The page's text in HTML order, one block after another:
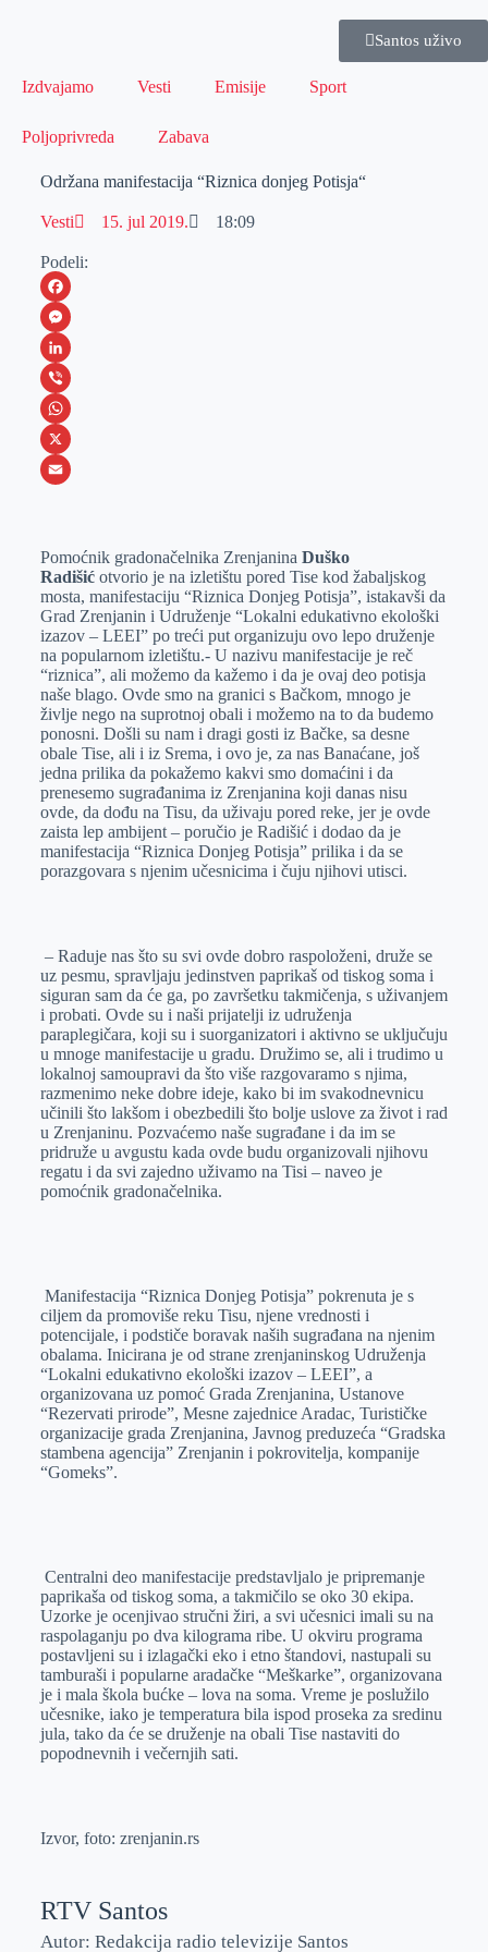
Santos uživo
Izdvajamo Vesti Emisije Sport
Poljoprivreda Zabava
Održana manifestacija “Riznica donjeg Potisja“
Vesti 15. jul 2019. 18:09
Podeli:
F
a
c
e
b
o
M
e
s
s
e
e
r
L
i
n
k
I
n
V
i
b
W
h
s
A
p
p
X
a
i
l
Pomoćnik gradonačelnika Zrenjanina Duško
Radišić otvorio je na izletištu pored Tise kod žabaljskog
mosta, manifestaciju “Riznica Donjeg Potisja”, istakavši da
Grad Zrenjanin i Udruženje “Lokalni edukativno ekološki
izazov – LEEI” po treći put organizuju ovo lepo druženje
na popularnom izletištu.- U nazivu manifestacije je reč
“riznica”, ali možemo da kažemo i da je ovaj deo potisja
naše blago. Ovde smo na granici s Bačkom, mnogo je
življe nego na suprotnoj obali i možemo na to da budemo
ponosni. Došli su nam i dragi gosti iz Bačke, sa desne
obale Tise, ali i iz Srema, i ovo je, za nas Banaćane, još
jedna prilika da pokažemo kakvi smo domaćini i da
prenesemo sugrađanima iz Zrenjanina koji danas nisu
ovde, da dođu na Tisu, da uživaju pored reke, jer je ovde
zaista lep ambijent – poručio je Radišić i dodao da je
manifestacija “Riznica Donjeg Potisja” prilika i da se
porazgovara s njenim učesnicima i čuju njihovi utisci.
– Raduje nas što su svi ovde dobro raspoloženi, druže se
uz pesmu, spravljaju jedinstven paprikaš od tiskog soma i
siguran sam da će ga, po završetku takmičenja, s uživanjem
i probati. Ovde su i naši prijatelji iz udruženja
paraplegičara, koji su i suorganizatori i aktivno se uključuju
u mnoge manifestacije u gradu. Družimo se, ali i trudimo u
lokalnoj samoupravi da što više razgovaramo s njima,
razmenimo neke dobre ideje, kako bi im svakodnevnicu
učinili što lakšom i obezbedili što bolje uslove za život i rad
u Zrenjaninu. Pozvaćemo naše sugrađane i da im se
pridruže u avgustu kada ovde budu organizovali njihovu
regatu i da svi zajedno uživamo na Tisi – naveo je
pomoćnik gradonačelnika.
Manifestacija “Riznica Donjeg Potisja” pokrenuta je s
ciljem da promoviše reku Tisu, njene vrednosti i
potencijale, i podstiče boravak naših sugrađana na njenim
obalama. Inicirana je od strane zrenjaninskog Udruženja
“Lokalni edukativno ekološki izazov – LEEI”, a
organizovana uz pomoć Grada Zrenjanina, Ustanove
“Rezervati prirode”, Mesne zajednice Aradac, Turističke
organizacije grada Zrenjanina, Javnog preduzeća “Gradska
stambena agencija” Zrenjanin i pokrovitelja, kompanije
“Gomeks”.
Centralni deo manifestacije predstavljalo je pripremanje
paprikaša od tiskog soma, a takmičilo se oko 30 ekipa.
Uzorke je ocenjivao stručni žiri, a svi učesnici imali su na
raspolaganju po dva kilograma ribe. U okviru programa
postavljeni su i izlagački eko i etno štandovi, nastupali su
tamburaši i popularne aradačke “Meškarke”, organizovana
je i mala škola bućke – lova na soma. Vreme je poslužilo
učesnike, iako je temperatura bila ispod proseka za sredinu
jula, tako da će se druženje na obali Tise nastaviti do
popodnevnih i večernjih sati.
Izvor, foto: zrenjanin.rs
RTV Santos
Autor: Redakcija radio televizije Santos